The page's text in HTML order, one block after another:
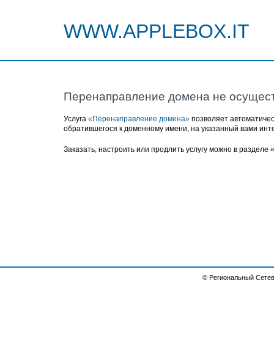
WWW.APPLEBOX.IT
Перенаправление домена не
Услуга «Перенаправление домена» позволяет
обратившегося к доменному имени, на указанный вами
Заказать, настроить или продлить услугу можно в разделе
© Региональный